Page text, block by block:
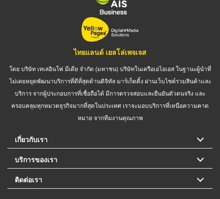
ไทยแลนด์ เยลโล่เพจเจส
โดย บริษัท เทเลอินโฟ มีเดีย จำกัด (มหาชน) บริษัทในเครือเอไอเอส ในฐานะผู้นำที่
ไม่เคยหยุดพัฒนาบริการที่ดีที่สุดด้านดิจิทัล มาร์เก็ตติ้ง ผ่านเว็บไซต์รวมสินค้าและ
บริการ จากผู้ประกอบการที่เชื่อถือได้ มีการตรวจสอบและยืนยันตัวตนจริง และ
ครอบคลุมทุกหมวดธุรกิจมากที่สุดในประเทศ เราจะมอบบริการที่เหนือความคาด
หมาย จากทีมงานคุณภาพ
เกี่ยวกับเรา
บริการของเรา
ติดต่อเรา